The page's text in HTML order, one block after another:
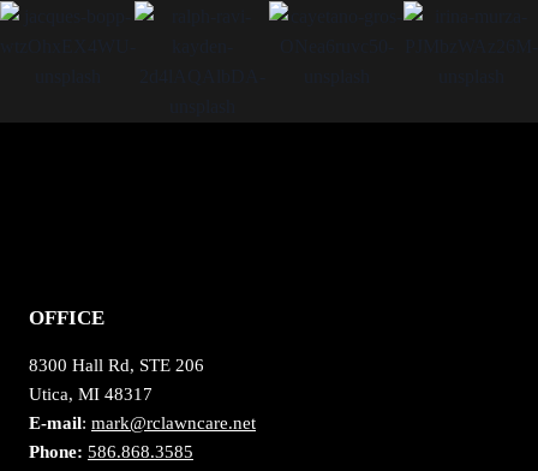
OFFICE
8300 Hall Rd, STE 206
Utica, MI 48317
E-mail: mark@rclawncare.net
Phone: 586.868.3585